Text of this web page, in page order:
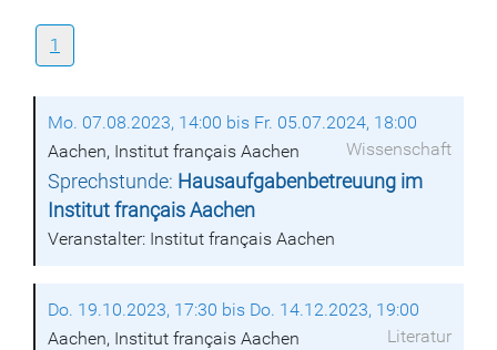
1
Mo. 07.08.2023, 14:00 bis Fr. 05.07.2024, 18:00
Wissenschaft
Aachen, Institut français Aachen
Sprechstunde: Hausaufgabenbetreuung im
Institut français Aachen
Veranstalter: Institut français Aachen
Do. 19.10.2023, 17:30 bis Do. 14.12.2023, 19:00
Literatur
Aachen, Institut français Aachen